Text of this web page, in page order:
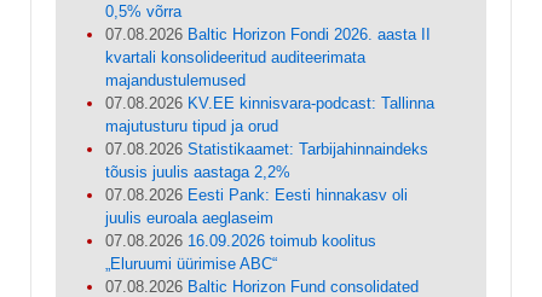
0,5% võrra
07.08.2026 Baltic Horizon Fondi 2026. aasta II
kvartali konsolideeritud auditeerimata
majandustulemused
07.08.2026 KV.EE kinnisvara-podcast: Tallinna
majutusturu tipud ja orud
07.08.2026 Statistikaamet: Tarbijahinnaindeks
tõusis juulis aastaga 2,2%
07.08.2026 Eesti Pank: Eesti hinnakasv oli
juulis euroala aeglaseim
07.08.2026 16.09.2026 toimub koolitus
„Eluruumi üürimise ABC“
07.08.2026 Baltic Horizon Fund consolidated